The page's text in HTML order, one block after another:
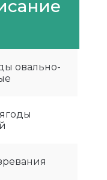
овально-